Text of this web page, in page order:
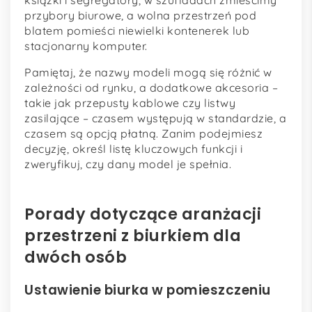
przybory biurowe, a wolna przestrzeń pod
blatem pomieści niewielki kontenerek lub
stacjonarny komputer.
Pamiętaj, że nazwy modeli mogą się różnić w
zależności od rynku, a dodatkowe akcesoria –
takie jak przepusty kablowe czy listwy
zasilające – czasem występują w standardzie, a
czasem są opcją płatną. Zanim podejmiesz
decyzję, określ listę kluczowych funkcji i
zweryfikuj, czy dany model je spełnia.
Porady dotyczące aranżacji
przestrzeni z biurkiem dla
dwóch osób
Ustawienie biurka w pomieszczeniu